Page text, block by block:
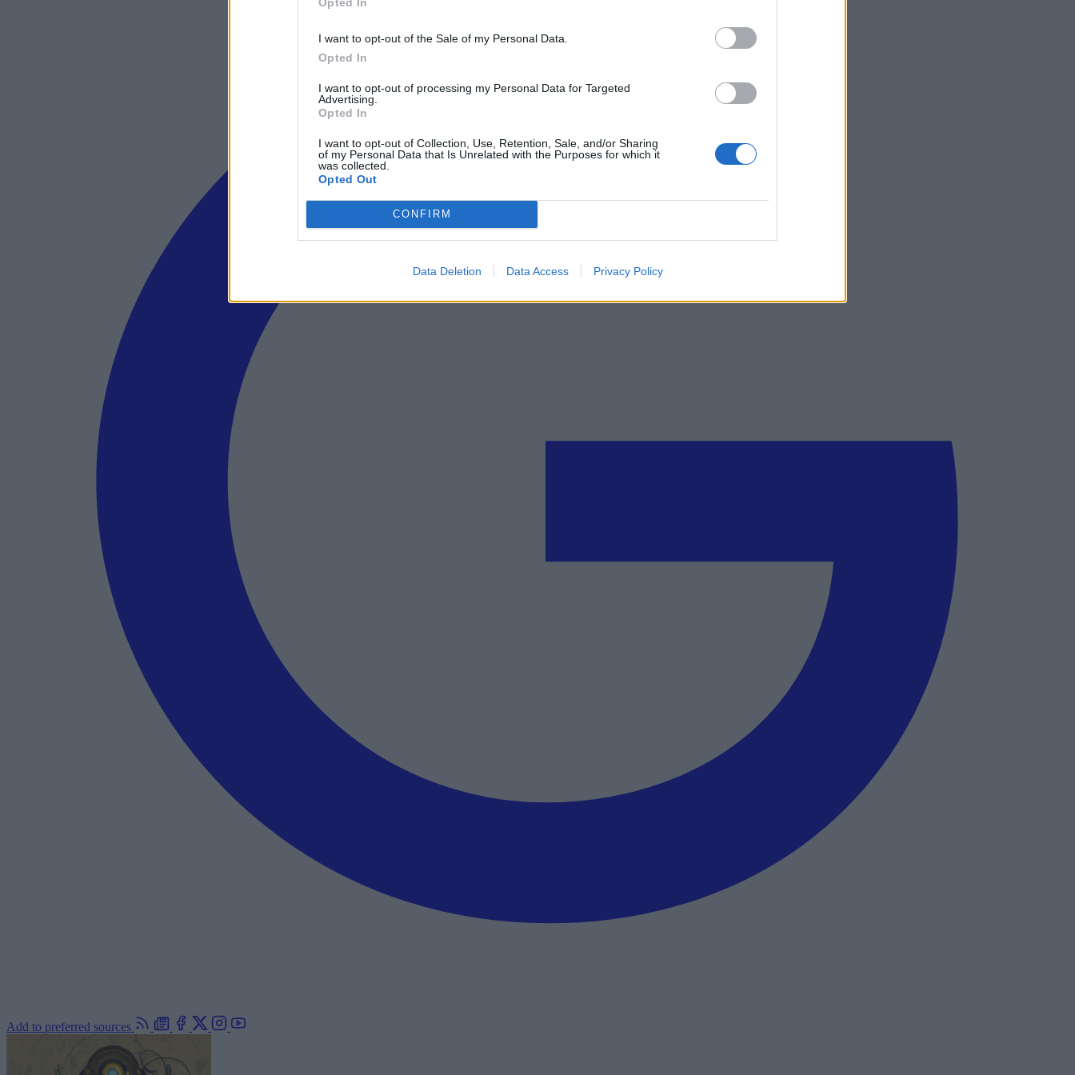
I want to opt-out of the Sale of my Personal Data.
Opted In
I want to opt-out of processing my Personal Data for Targeted
Advertising.
Opted In
I want to opt-out of Collection, Use, Retention, Sale, and/or Sharing
of my Personal Data that Is Unrelated with the Purposes for which it
was collected.
Opted Out
CONFIRM
Data Deletion Data Access Privacy Policy
Add to preferred sources